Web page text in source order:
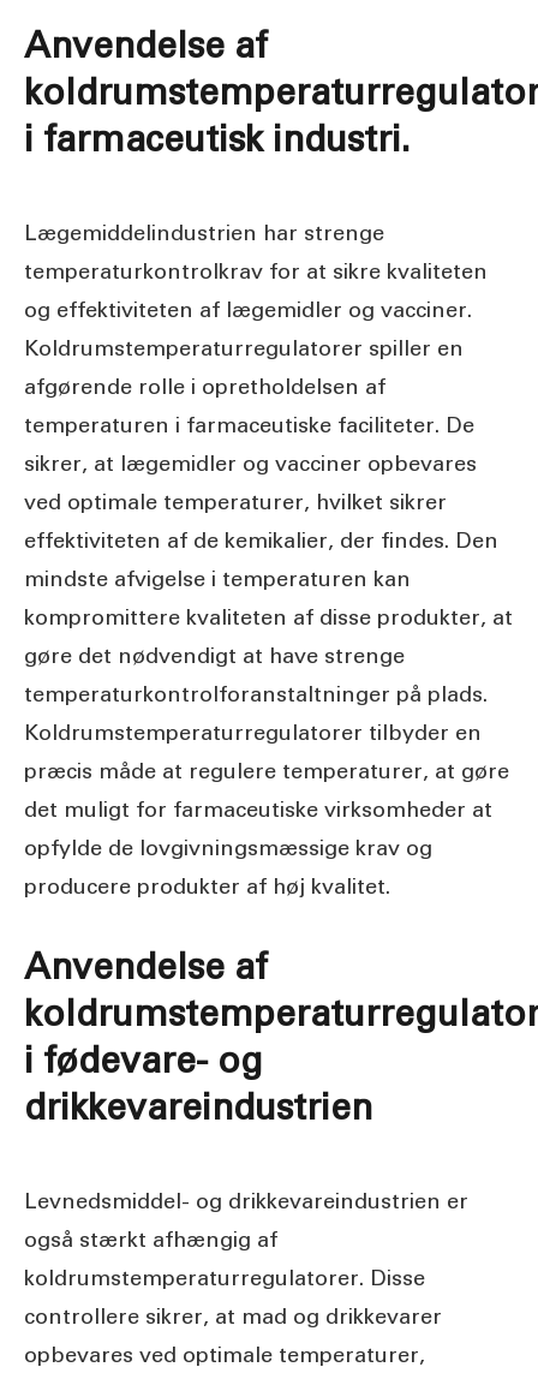
Anvendelse af
i farmaceutisk industri.
Lægemiddelindustrien har strenge
temperaturkontrolkrav for at sikre kvaliteten
og effektiviteten af lægemidler og vacciner.
Koldrumstemperaturregulatorer spiller en
afgørende rolle i opretholdelsen af
temperaturen i farmaceutiske faciliteter. De
sikrer, at lægemidler og vacciner opbevares
ved optimale temperaturer, hvilket sikrer
effektiviteten af de kemikalier, der findes. Den
mindste afvigelse i temperaturen kan
kompromittere kvaliteten af disse produkter, at
gøre det nødvendigt at have strenge
temperaturkontrolforanstaltninger på plads.
Koldrumstemperaturregulatorer tilbyder en
præcis måde at regulere temperaturer, at gøre
det muligt for farmaceutiske virksomheder at
opfylde de lovgivningsmæssige krav og
producere produkter af høj kvalitet.
Anvendelse af
i fødevare- og
drikkevareindustrien
Levnedsmiddel- og drikkevareindustrien er
også stærkt afhængig af
koldrumstemperaturregulatorer. Disse
controllere sikrer, at mad og drikkevarer
opbevares ved optimale temperaturer,